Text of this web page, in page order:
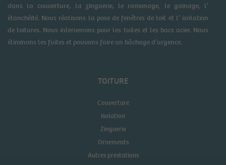
dans la couverture, la zinguerie, le ramonage, le gainage, l’
étanchéité. Nous réalisons la pose de fenêtres de toit et l’ isolation
de toitures. Nous intervenons pour les tuiles et les bacs acier. Nous
éliminons les fuites et pouvons faire un bâchage d’urgence.
TOITURE
Couverture
Isolation
Zinguerie
Ornements
Autres prestations